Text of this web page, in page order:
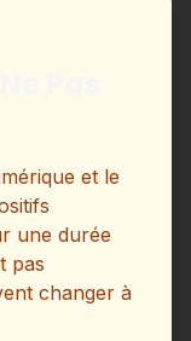
et le
une durée
pas
changer à